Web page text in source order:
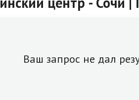
Ваш запрос не дал